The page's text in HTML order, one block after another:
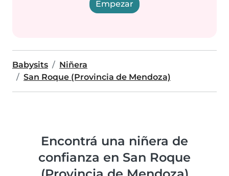
Empezar
Babysits
Niñera
San Roque (Provincia de Mendoza)
Encontrá una niñera de
confianza en San Roque